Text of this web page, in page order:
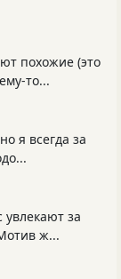
похожие (это
то...
я всегда за
за
ж...